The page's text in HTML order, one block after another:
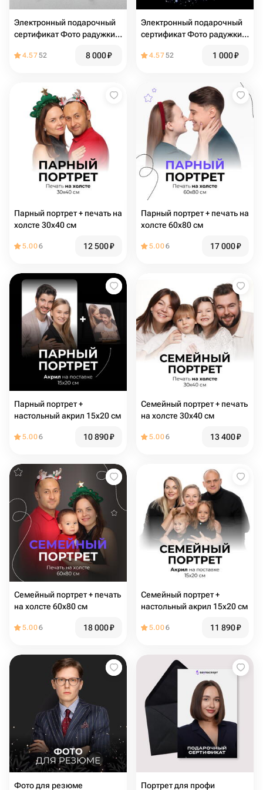
Электронный подарочный
сертификат Фото радужки
40х70)
4.5752 8 000₽
Электронный подарочный
сертификат Фото радужки
телефон)
4.5752 1 000₽
Парный портрет + печать на
холсте 30х40 см
5.006 12 500₽
Парный портрет + печать на
холсте 60х80 см
5.006 17 000₽
Парный портрет +
настольный акрил 15х20 см
5.006 10 890₽
Семейный портрет + печать
на холсте 30х40 см
5.006 13 400₽
Семейный портрет + печать
на холсте 60х80 см
5.006 18 000₽
Семейный портрет +
настольный акрил 15х20 см
5.006 11 890₽
Фото для резюме Портрет для профи